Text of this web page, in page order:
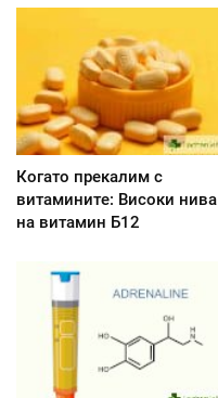
Когато прекалим с
витамините: Високи нива
на витамин Б12